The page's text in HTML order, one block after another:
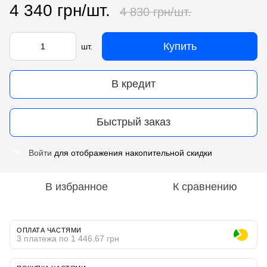
4 340 грн/шт. 4 830 грн/шт.
шт. Купить
В кредит
Быстрый заказ
Войти для отображения накопительной скидки
В избранное К сравнению
ОПЛАТА ЧАСТЯМИ
3 платежа по 1 446.67 грн